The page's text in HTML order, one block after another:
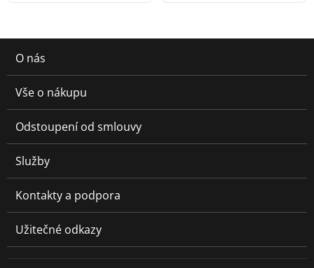
O nás
Vše o nákupu
Odstoupení od smlouvy
Služby
Kontakty a podpora
Užitečné odkazy